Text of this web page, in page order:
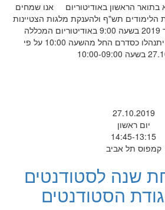
בתואר הראשון באודיטוריום אנו שמחים
תש"ף ולהענקת מלגות הצטיינות
ביום ראשון 27 באוקטובר 2019 בשעה 9:00 באודיטוריום המכללה
כסדרם החל מהשעה 10:00 על פי
09:00
27.10.2019
יום ראשון
14:45-13:15
קמפוס תל אביב
שנה לסטודנטים
הסטודנטים